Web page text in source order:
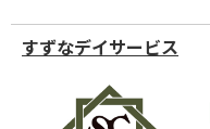
すずなデイサービス